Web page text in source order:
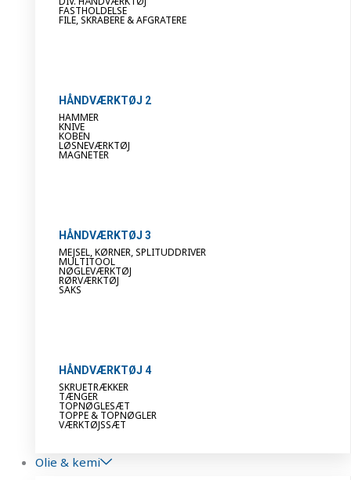
FASTHOLDELSE
FILE, SKRABERE & AFGRATERE
HÅNDVÆRKTØJ 2
HAMMER
KNIVE
KOBEN
LØSNEVÆRKTØJ
MAGNETER
HÅNDVÆRKTØJ 3
MEJSEL, KØRNER, SPLITUDDRIVER
MULTITOOL
NØGLEVÆRKTØJ
RØRVÆRKTØJ
SAKS
HÅNDVÆRKTØJ 4
SKRUETRÆKKER
TÆNGER
TOPNØGLESÆT
TOPPE & TOPNØGLER
VÆRKTØJSSÆT
Olie & kemi